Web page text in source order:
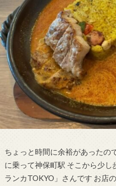
ちょっと時間に余裕があったの
に乗って神保町駅 そこから少し
ランカTOKYO」さんです お店